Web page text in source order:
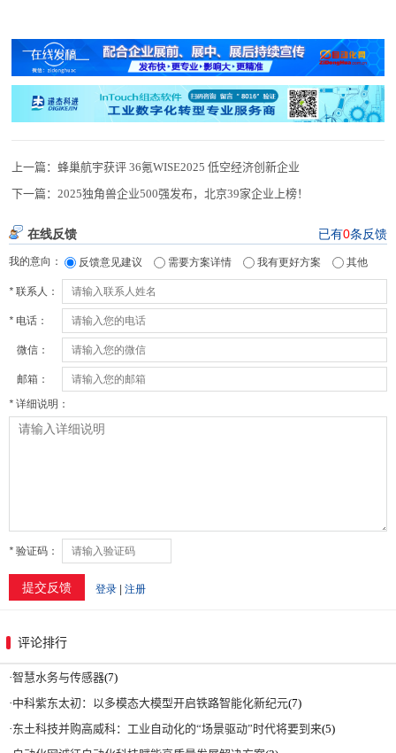
上一篇： 蜂巢航宇获评 36氪WISE2025 低空经济创新企业
下一篇：2025独角兽企业500强发布，北京39家企业上榜！
评论排行
·智慧水务与传感器(7)
·中科紫东太初：以多模态大模型开启铁路智能化新纪元(7)
·东土科技并购高威科：工业自动化的“场景驱动”时代将要到来(5)